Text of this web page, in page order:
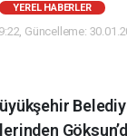
YEREL HABERLER
Güncelleme: